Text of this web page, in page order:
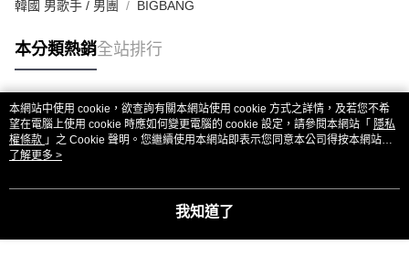
韓國 男歌手 / 男團 BIGBANG
本分類熱銷全站排行
熱門標籤
本網站中使用 cookie，欲查詢有關本網站使用 cookie 方式之詳情，及若您不希
望在電腦上使用 cookie 時應如何變更電腦的 cookie 設定，請參閱本網站「 隱私
權條款 」之 Cookie 聲明。您繼續使用本網站即表示您同意本公司得按本網站使
用條款之 Cookie 聲明使用 cookie。
了解更多 >
我知道了